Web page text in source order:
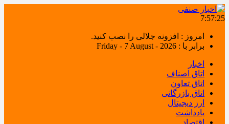
7:57:25
امروز : افزونه جلالی را نصب کنید.
برابر با : Friday - 7 August - 2026
اخبار
اتاق اصناف
اتاق تعاون
اتاق بازرگانی
ارز دیجیتال
یادداشت
اقتصاد